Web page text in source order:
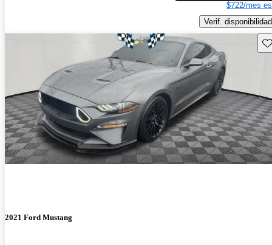
$722/mes
Verif. disponibilidad
2021 Ford Mustang